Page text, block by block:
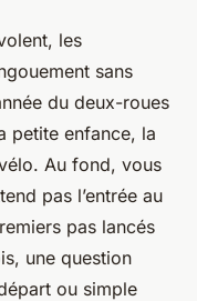
les
sans
du deux-roues
petite enfance, la
Au fond, vous
pas l’entrée au
pas lancés
une question
ou simple